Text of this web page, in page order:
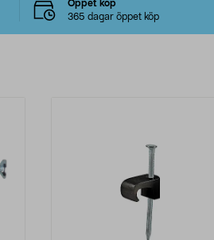
Öppet köp
365 dagar öppet köp